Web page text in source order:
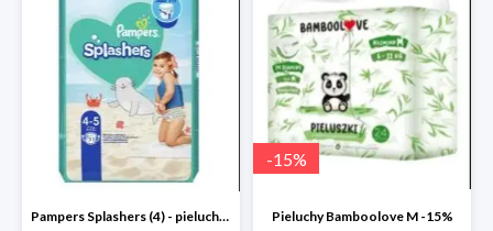
Pampers Splashers (4) - pieluchy jednorazowe do pływania -16%
-15%
Pieluchy Bamboolove M -15%